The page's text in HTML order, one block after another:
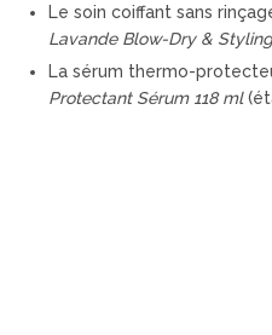
Le soin coiffant sans
Lavande Blow-Dry &
La sérum thermo-
Protectant Sérum 118 ml